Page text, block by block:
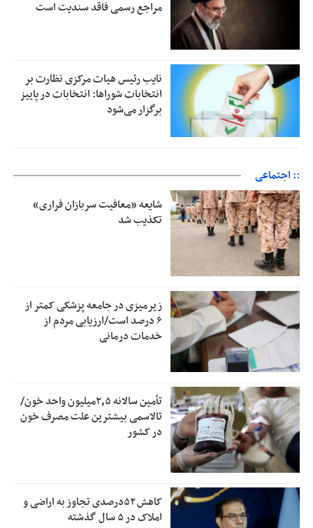
مراجع رسمی فاقد سندیت است
نایب رئیس هیات مرکزی نظارت بر
انتخابات شوراها: انتخابات در پاییز
برگزار می‌شود
:: اجتماعی
شایعه «معافیت سربازان فراری»
تکذیب شد
زیرمیزی در جامعه پزشکی کمتر از
۶ درصد است/ارزیابی مردم از
خدمات درمانی
تأمین سالانه ۲٫۵میلیون واحد خون/
تالاسمی بیشترین علت مصرف‌ خون
در کشور
کاهش ۵۲درصدی تجاوز به اراضی و
املاک در ۵ سال گذشته